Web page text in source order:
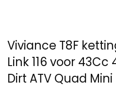
Viviance T8F
Link 116 voor
Dirt ATV Quad